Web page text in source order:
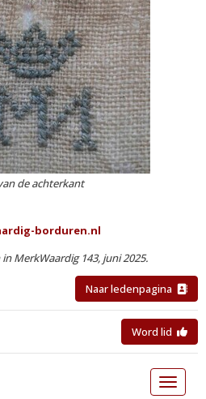
de achterkant
borduren.nl
MerkWaardig 143, juni 2025.
Naar ledenpagina
Word lid
Toggle